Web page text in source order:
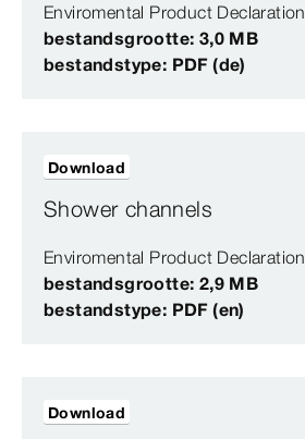
Enviromental Product Declaration
bestandsgrootte: 3,0 MB
bestandstype: PDF (de)
Shower channels
Enviromental Product Declaration
bestandsgrootte: 2,9 MB
bestandstype: PDF (en)
Download
Download